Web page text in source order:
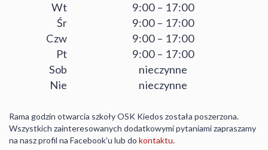
Wt
9:00 – 17:00
Śr
9:00 – 17:00
Czw
9:00 – 17:00
Pt
9:00 – 17:00
Sob
nieczynne
Nie
nieczynne
Rama godzin otwarcia szkoły OSK Kiedos została poszerzona.
Wszystkich zainteresowanych dodatkowymi pytaniami zapraszamy
na nasz profil na Facebook’u lub do kontaktu.